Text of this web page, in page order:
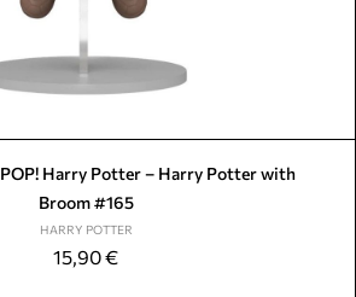
Harry Potter – Harry Potter with
Broom #165
HARRY POTTER
15,90€